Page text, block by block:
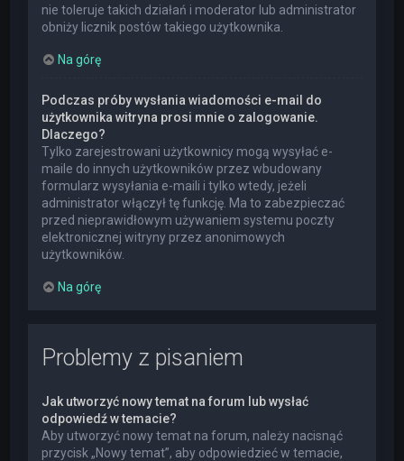
nie toleruje takich działań i moderator lub administrator
obniży licznik postów takiego użytkownika.
Na górę
Podczas próby wysłania wiadomości e-mail do
użytkownika witryna prosi mnie o zalogowanie.
Dlaczego?
Tylko zarejestrowani użytkownicy mogą wysyłać e-
maile do innych użytkowników przez wbudowany
formularz wysyłania e-maili i tylko wtedy, jeżeli
administrator włączył tę funkcję. Ma to zabezpieczać
przed nieprawidłowym używaniem systemu poczty
elektronicznej witryny przez anonimowych
użytkowników.
Na górę
Problemy z pisaniem
Jak utworzyć nowy temat na forum lub wysłać
odpowiedź w temacie?
Aby utworzyć nowy temat na forum, należy nacisnąć
przycisk „Nowy temat”, aby odpowiedzieć w temacie,